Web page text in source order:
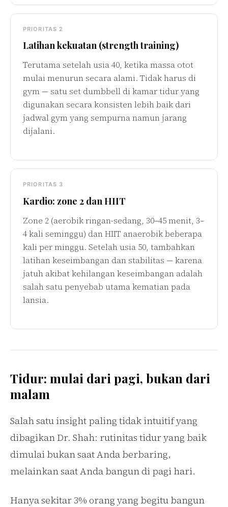
PRIORITAS 2
Latihan kekuatan (strength training)
Terutama setelah usia 40, ketika massa otot
mulai menurun secara alami. Tidak harus di
gym — satu set dumbbell di kamar tidur yang
digunakan secara konsisten lebih baik dari
jadwal gym yang sempurna namun jarang
dijalani.
PRIORITAS 3
Kardio: zone 2 dan HIIT
Zone 2 (aerobik ringan-sedang, 30–45 menit, 3–
4 kali seminggu) dan HIIT anaerobik beberapa
kali per minggu. Setelah usia 50, tambahkan
latihan keseimbangan dan stabilitas — karena
jatuh akibat kehilangan keseimbangan adalah
salah satu penyebab utama kematian pada
lansia.
Tidur: mulai dari pagi, bukan dari
malam
Salah satu insight paling tidak intuitif yang
dibagikan Dr. Shah: rutinitas tidur yang baik
dimulai bukan saat Anda berbaring,
melainkan saat Anda bangun di pagi hari.
Hanya sekitar 3% orang yang begitu bangun